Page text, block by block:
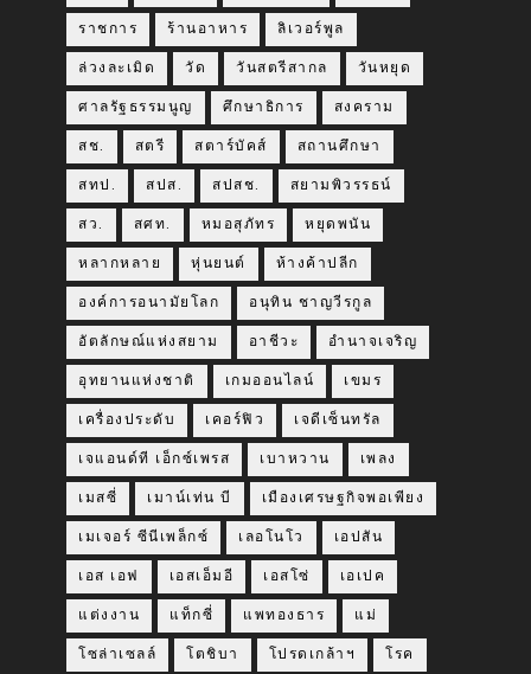
ราชการ ร้านอาหาร ลิเวอร์พูล
ล่วงละเมิด วัด วันสตรีสากล วันหยุด
ศาลรัฐธรรมนูญ ศึกษาธิการ สงคราม
สช. สตรี สตาร์บัคส์ สถานศึกษา
สทป. สปส. สปสช. สยามพิวรรธน์
สว. สศท. หมอสุภัทร หยุดพนัน
หลากหลาย หุ่นยนต์ ห้างค้าปลีก
องค์การอนามัยโลก อนุทิน ชาญวีรกูล
อัตลักษณ์แห่งสยาม อาชีวะ อำนาจเจริญ
อุทยานแห่งชาติ เกมออนไลน์ เขมร
เครื่องประดับ เคอร์ฟิว เจดีเซ็นทรัล
เจแอนด์ที เอ็กซ์เพรส เบาหวาน เพลง
เมสซี่ เมาน์เท่น บี เมืองเศรษฐกิจพอเพียง
เมเจอร์ ซีนีเพล็กซ์ เลอโนโว เอปสัน
เอส เอฟ เอสเอ็มอี เอสโซ่ เอเปค
แต่งงาน แท็กซี่ แพทองธาร แม่
โซล่าเซลล์ โตชิบา โปรดเกล้าฯ โรค